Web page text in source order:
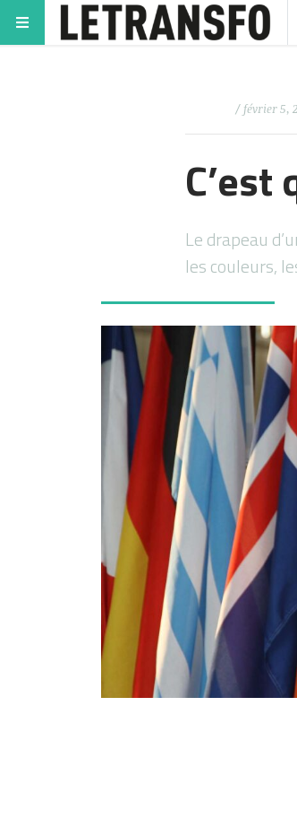
/ février 5,
Le drapeau
les couleurs,